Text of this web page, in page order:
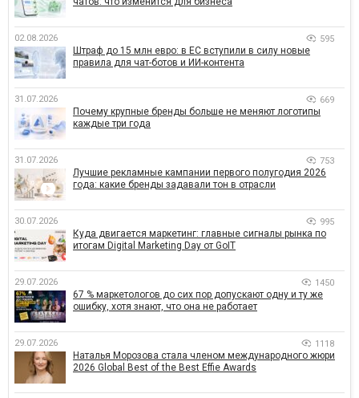
02.08.2026 595
Штраф до 15 млн евро: в ЕС вступили в силу новые
правила для чат-ботов и ИИ-контента
31.07.2026 669
Почему крупные бренды больше не меняют логотипы
каждые три года
31.07.2026 753
Лучшие рекламные кампании первого полугодия 2026
года: какие бренды задавали тон в отрасли
30.07.2026 995
Куда двигается маркетинг: главные сигналы рынка по
итогам Digital Marketing Day от GoIT
29.07.2026 1450
67 % маркетологов до сих пор допускают одну и ту же
ошибку, хотя знают, что она не работает
29.07.2026 1118
Наталья Морозова стала членом международного жюри
2026 Global Best of the Best Effie Awards